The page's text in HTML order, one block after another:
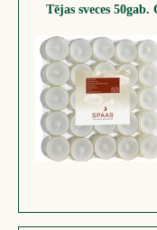
Tējas sveces